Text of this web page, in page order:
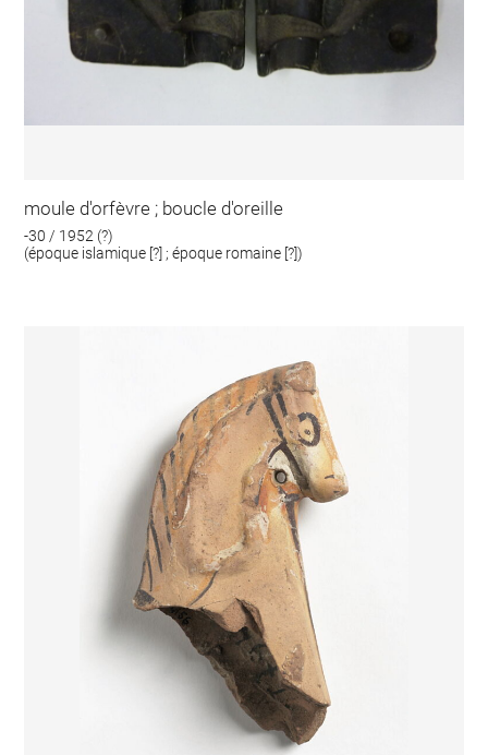
moule d'orfèvre ; boucle d'oreille
-30 / 1952 (?)
(époque islamique [?] ; époque romaine [?])